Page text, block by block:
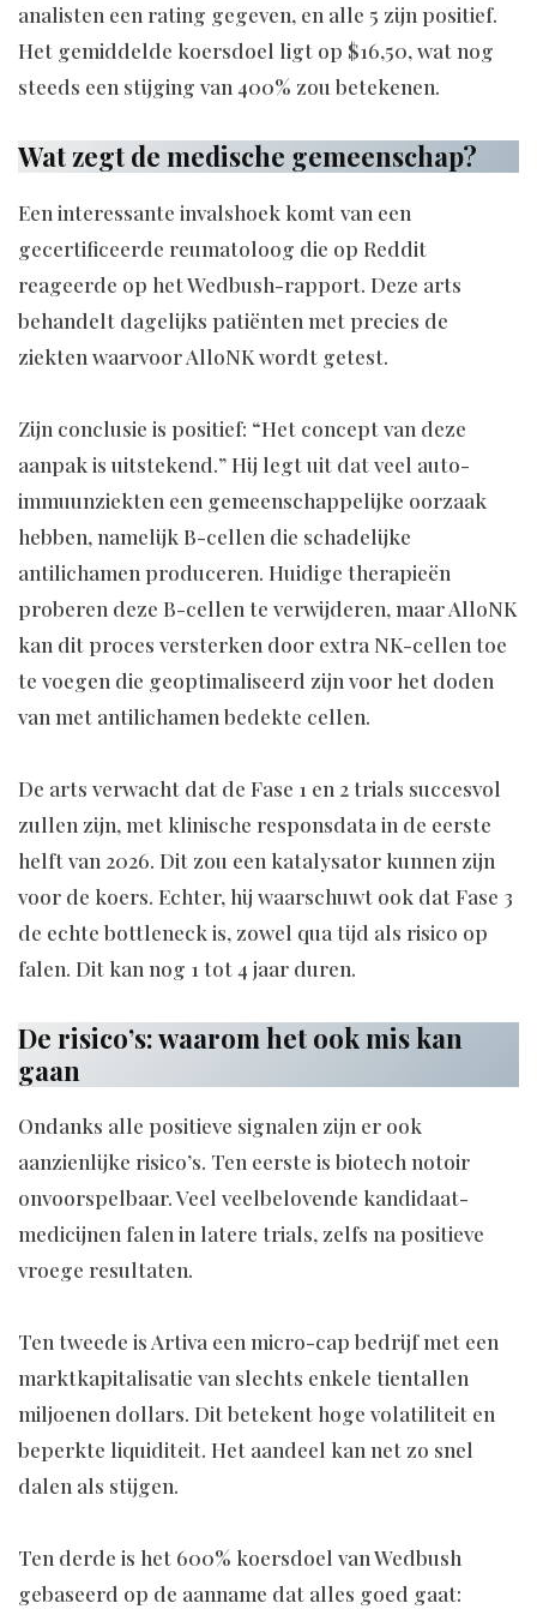
analisten een rating gegeven, en alle 5 zijn positief.
Het gemiddelde koersdoel ligt op $16,50, wat nog
steeds een stijging van 400% zou betekenen.
Wat zegt de medische gemeenschap?
Een interessante invalshoek komt van een
gecertificeerde reumatoloog die op Reddit
reageerde op het Wedbush-rapport. Deze arts
behandelt dagelijks patiënten met precies de
ziekten waarvoor AlloNK wordt getest.
Zijn conclusie is positief: “Het concept van deze
aanpak is uitstekend.” Hij legt uit dat veel auto-
immuunziekten een gemeenschappelijke oorzaak
hebben, namelijk B-cellen die schadelijke
antilichamen produceren. Huidige therapieën
proberen deze B-cellen te verwijderen, maar AlloNK
kan dit proces versterken door extra NK-cellen toe
te voegen die geoptimaliseerd zijn voor het doden
van met antilichamen bedekte cellen.
De arts verwacht dat de Fase 1 en 2 trials succesvol
zullen zijn, met klinische responsdata in de eerste
helft van 2026. Dit zou een katalysator kunnen zijn
voor de koers. Echter, hij waarschuwt ook dat Fase 3
de echte bottleneck is, zowel qua tijd als risico op
falen. Dit kan nog 1 tot 4 jaar duren.
De risico’s: waarom het ook mis kan
gaan
Ondanks alle positieve signalen zijn er ook
aanzienlijke risico’s. Ten eerste is biotech notoir
onvoorspelbaar. Veel veelbelovende kandidaat-
medicijnen falen in latere trials, zelfs na positieve
vroege resultaten.
Ten tweede is Artiva een micro-cap bedrijf met een
marktkapitalisatie van slechts enkele tientallen
miljoenen dollars. Dit betekent hoge volatiliteit en
beperkte liquiditeit. Het aandeel kan net zo snel
dalen als stijgen.
Ten derde is het 600% koersdoel van Wedbush
gebaseerd op de aanname dat alles goed gaat: